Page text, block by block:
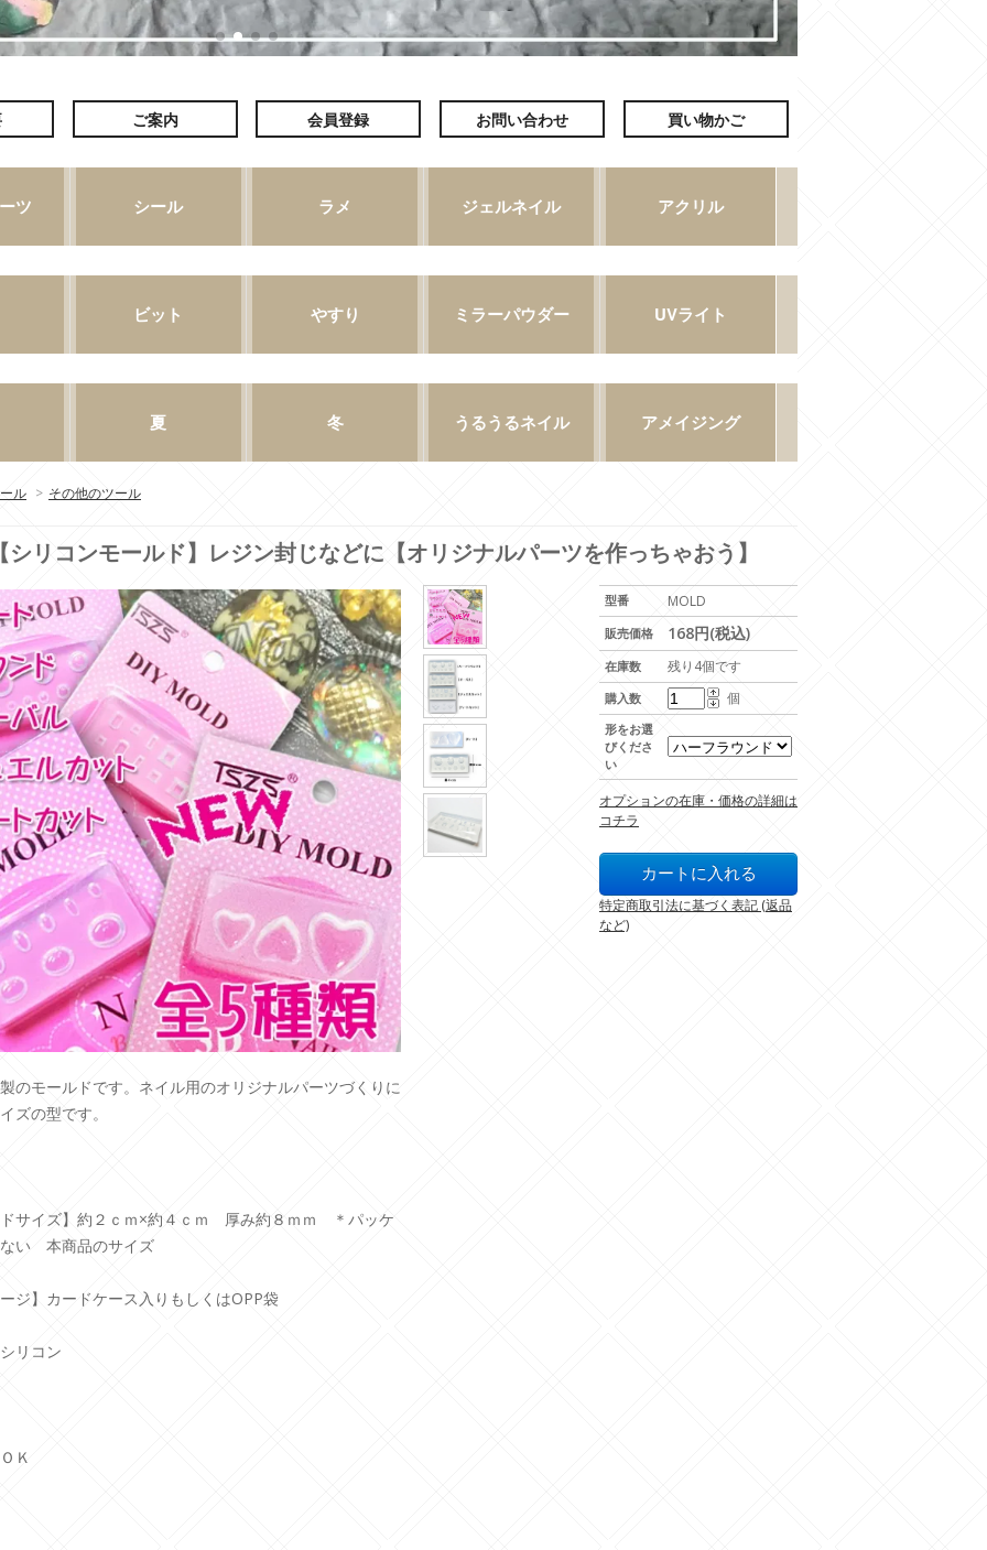
ル > その他のツール
シリコンモールド】レジン封じなどに【オリジナルパーツを作っちゃおう】
型番 MOLD
販売価格 168円(税込)
在庫数 残り4個です
購入数 個
形をお選
びくださ
い
オプションの在庫・価格の詳細は
コチラ
特定商取引法に基づく表記 (返品
など)
のモールドです。ネイル用のオリジナルパーツづくりに
ズの型です。
サイズ】約２ｃｍ×約４ｃｍ 厚み約８ｍｍ ＊パッケ
い 本商品のサイズ
ジ】カードケース入りもしくはOPP袋
リコン
Ｋ